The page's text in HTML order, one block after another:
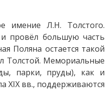
имение Л.Н. Толстого.
провёл большую часть
Поляна остается такой
Толстой. Мемориальные
парки, пруды), как и
XIX вв., поддерживаются